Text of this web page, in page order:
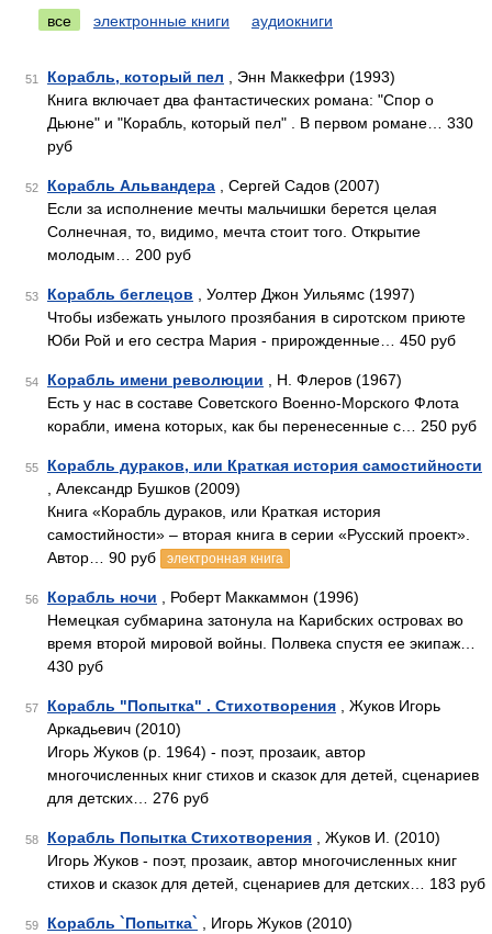
все
электронные книги аудиокниги
51 Корабль, который пел , Энн Маккефри (1993)
Книга включает два фантастических романа: "Спор о
Дьюне" и "Корабль, который пел" . В первом романе… 330
руб
52 Корабль Альвандера , Сергей Садов (2007)
Если за исполнение мечты мальчишки берется целая
Солнечная, то, видимо, мечта стоит того. Открытие
молодым… 200 руб
53 Корабль беглецов , Уолтер Джон Уильямс (1997)
Чтобы избежать унылого прозябания в сиротском приюте
Юби Рой и его сестра Мария - прирожденные… 450 руб
54 Корабль имени революции , Н. Флеров (1967)
Есть у нас в составе Советского Военно-Морского Флота
корабли, имена которых, как бы перенесенные с… 250 руб
55
Корабль дураков, или Краткая история самостийности
, Александр Бушков (2009)
Книга «Корабль дураков, или Краткая история
самостийности» – вторая книга в серии «Русский проект».
Автор… 90 руб
электронная книга
56 Корабль ночи , Роберт Маккаммон (1996)
Немецкая субмарина затонула на Карибских островах во
время второй мировой войны. Полвека спустя ее экипаж…
430 руб
57 Корабль "Попытка" . Стихотворения , Жуков Игорь
Аркадьевич (2010)
Игорь Жуков (р. 1964) - поэт, прозаик, автор
многочисленных книг стихов и сказок для детей, сценариев
для детских… 276 руб
58 Корабль Попытка Стихотворения , Жуков И. (2010)
Игорь Жуков - поэт, прозаик, автор многочисленных книг
стихов и сказок для детей, сценариев для детских… 183 руб
59 Корабль `Попытка` , Игорь Жуков (2010)